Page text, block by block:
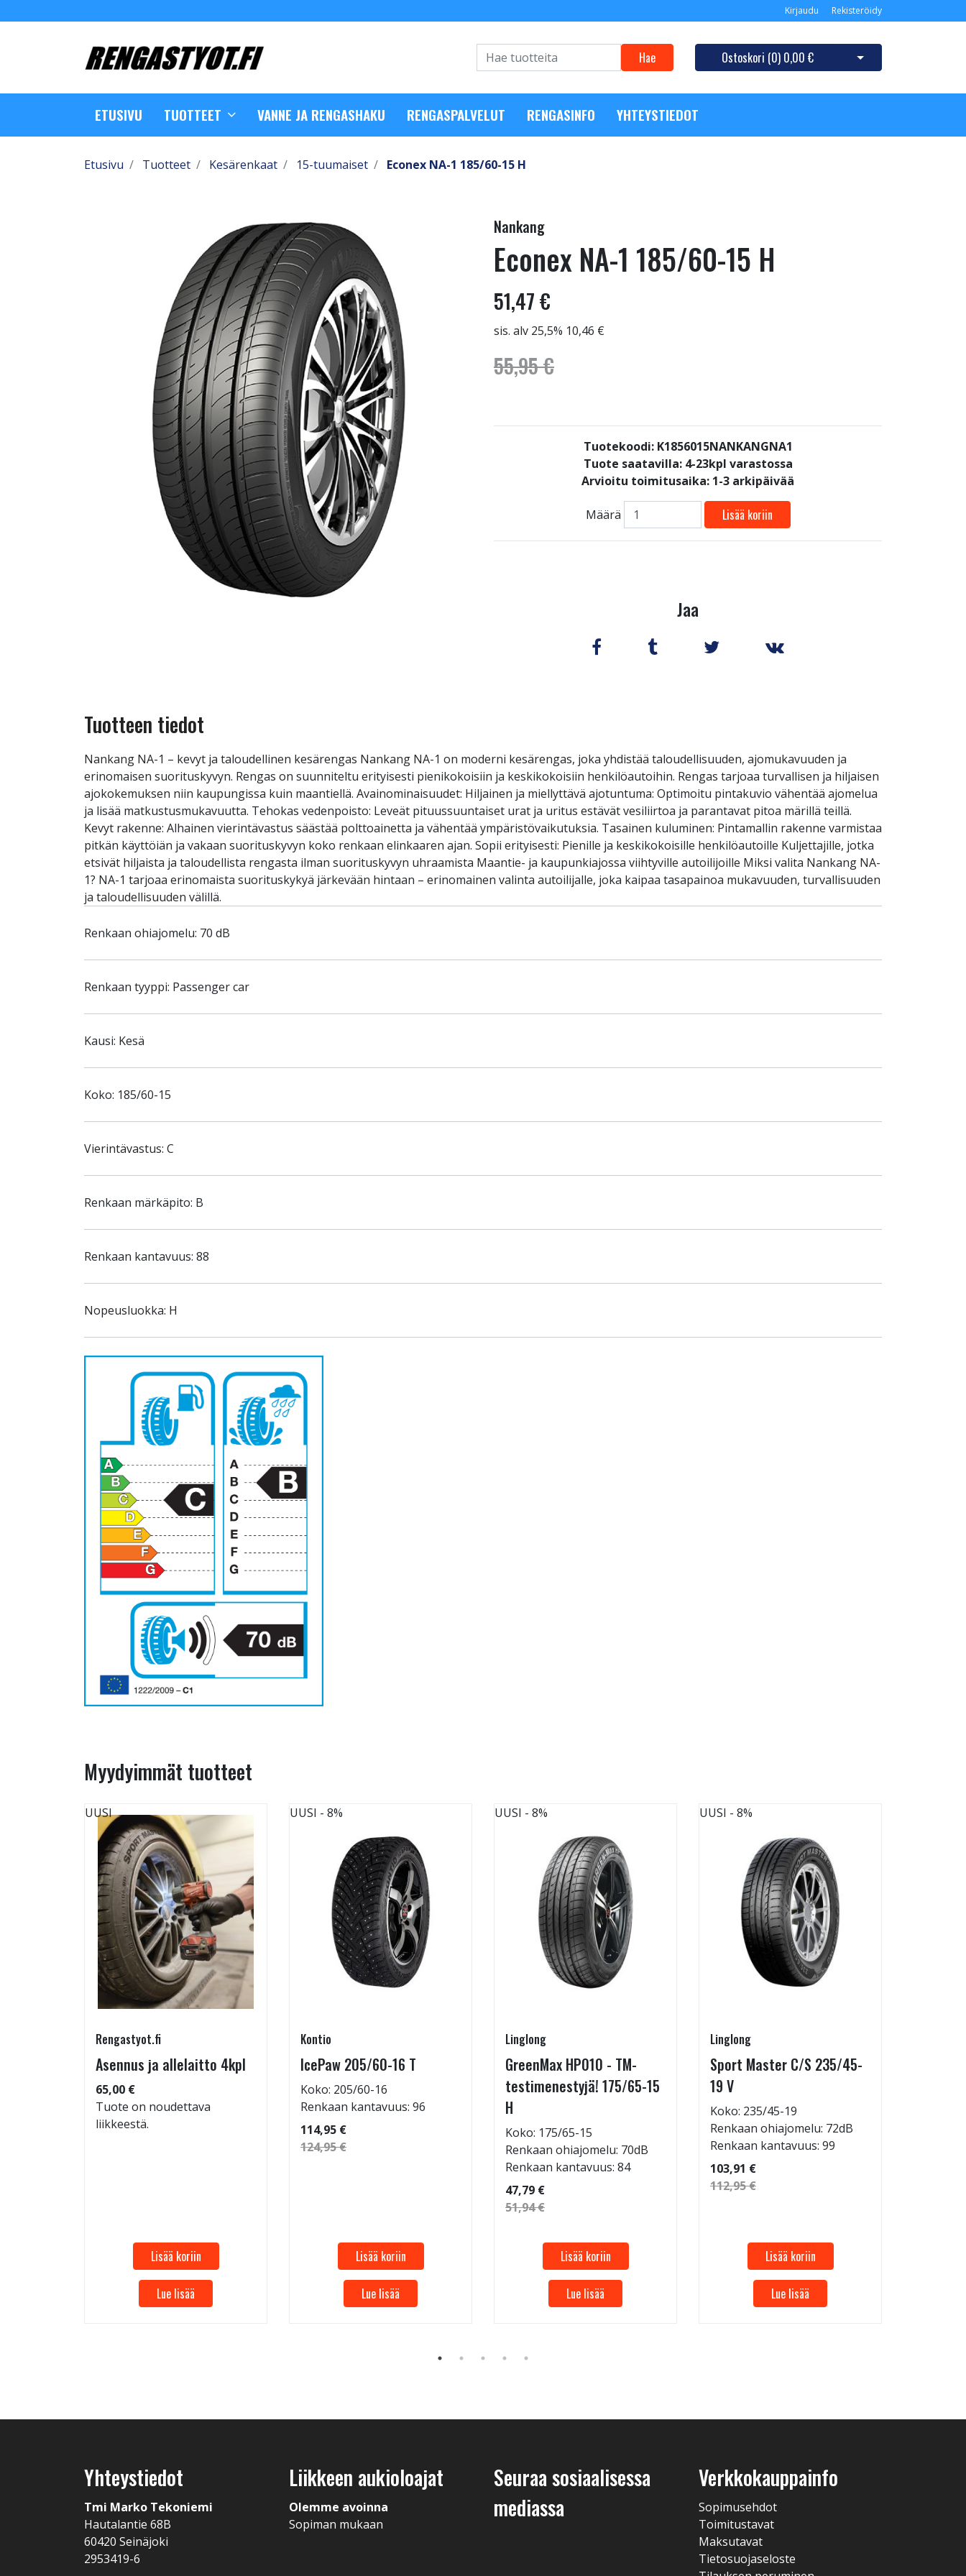
Kirjaudu Rekisteröidy
Hae Ostoskori (0) 0,00 € Avaa ostoskori
ETUSIVU TUOTTEET VANNE JA RENGASHAKU RENGASPALVELUT RENGASINFO YHTEYSTIEDOT
Etusivu Tuotteet Kesärenkaat 15-tuumaiset Econex NA-1 185/60-15 H
Nankang
Econex NA-1 185/60-15 H
51,47 €
sis. alv 25,5% 10,46 €
55,95 €
Tuotekoodi: K1856015NANKANGNA1
Tuote saatavilla: 4-23kpl varastossa
Arvioitu toimitusaika: 1-3 arkipäivää
Määrä Lisää koriin
Jaa
Tuotteen tiedot
Nankang NA-1 – kevyt ja taloudellinen kesärengas Nankang NA-1 on moderni kesärengas, joka yhdistää taloudellisuuden, ajomukavuuden ja
erinomaisen suorituskyvyn. Rengas on suunniteltu erityisesti pienikokoisiin ja keskikokoisiin henkilöautoihin. Rengas tarjoaa turvallisen ja hiljaisen
ajokokemuksen niin kaupungissa kuin maantiellä. Avainominaisuudet: Hiljainen ja miellyttävä ajotuntuma: Optimoitu pintakuvio vähentää ajomelua
ja lisää matkustusmukavuutta. Tehokas vedenpoisto: Leveät pituussuuntaiset urat ja uritus estävät vesiliirtoa ja parantavat pitoa märillä teillä.
Kevyt rakenne: Alhainen vierintävastus säästää polttoainetta ja vähentää ympäristövaikutuksia. Tasainen kuluminen: Pintamallin rakenne varmistaa
pitkän käyttöiän ja vakaan suorituskyvyn koko renkaan elinkaaren ajan. Sopii erityisesti: Pienille ja keskikokoisille henkilöautoille Kuljettajille, jotka
etsivät hiljaista ja taloudellista rengasta ilman suorituskyvyn uhraamista Maantie- ja kaupunkiajossa viihtyville autoilijoille Miksi valita Nankang NA-
1? NA-1 tarjoaa erinomaista suorituskykyä järkevään hintaan – erinomainen valinta autoilijalle, joka kaipaa tasapainoa mukavuuden, turvallisuuden
ja taloudellisuuden välillä.
Renkaan ohiajomelu: 70 dB
Renkaan tyyppi: Passenger car
Kausi: Kesä
Koko: 185/60-15
Vierintävastus: C
Renkaan märkäpito: B
Renkaan kantavuus: 88
Nopeusluokka: H
Myydyimmät tuotteet
UUSI
Rengastyot.fi
Asennus ja allelaitto 4kpl
65,00 €
Tuote on noudettava
liikkeestä.
Lisää koriin
Lue lisää
UUSI - 8%
Kontio
IcePaw 205/60-16 T
Koko: 205/60-16
Renkaan kantavuus: 96
114,95 €
124,95 €
Lisää koriin
Lue lisää
UUSI - 8%
Linglong
GreenMax HP010 - TM-
testimenestyjä! 175/65-15
H
Koko: 175/65-15
Renkaan ohiajomelu: 70dB
Renkaan kantavuus: 84
47,79 €
51,94 €
Lisää koriin
Lue lisää
UUSI - 8%
Linglong
Sport Master C/S 235/45-
19 V
Koko: 235/45-19
Renkaan ohiajomelu: 72dB
Renkaan kantavuus: 99
103,91 €
112,95 €
Lisää koriin
Lue lisää
Yhteystiedot
Tmi Marko Tekoniemi
Hautalantie 68B
60420 Seinäjoki
2953419-6
Liikkeen aukioloajat
Olemme avoinna
Sopiman mukaan
Seuraa sosiaalisessa
mediassa
Verkkokauppainfo
Sopimusehdot
Toimitustavat
Maksutavat
Tietosuojaseloste